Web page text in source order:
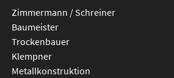
Zimmermann / Schreiner
Baumeister
Trockenbauer
Klempner
Metallkonstruktion